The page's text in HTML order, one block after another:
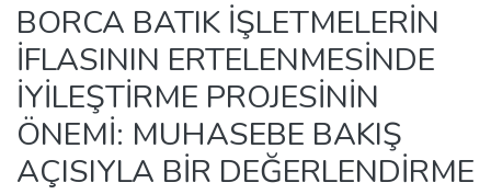
Analyze
Request/Question
BORCA BATIK İŞLETMELERİN
İFLASININ ERTELENMESİNDE
İYİLEŞTİRME PROJESİNİN
ÖNEMİ: MUHASEBE BAKIŞ
AÇISIYLA BİR DEĞERLENDİRME